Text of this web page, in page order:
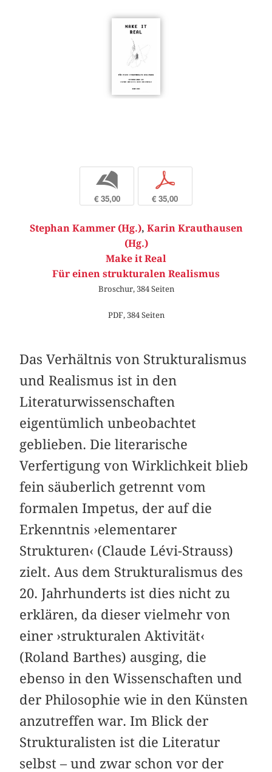
b
€ 35,00
p
€ 35,00
Stephan Kammer (Hg.), Karin Krauthausen
(Hg.)
Make it Real
Für einen strukturalen Realismus
Broschur, 384 Seiten
PDF, 384 Seiten
Das Verhältnis von Strukturalismus
und Realismus ist in den
Literaturwissenschaften
eigentümlich unbeobachtet
geblieben. Die literarische
Verfertigung von Wirklichkeit blieb
fein säuberlich getrennt vom
formalen Impetus, der auf die
Erkenntnis ›elementarer
Strukturen‹ (Claude Lévi-Strauss)
zielt. Aus dem Strukturalismus des
20. Jahrhunderts ist dies nicht zu
erklären, da dieser vielmehr von
einer ›strukturalen Aktivität‹
(Roland Barthes) ausging, die
ebenso in den Wissenschaften und
der Philosophie wie in den Künsten
anzutreffen war. Im Blick der
Strukturalisten ist die Literatur
selbst – und zwar schon vor der